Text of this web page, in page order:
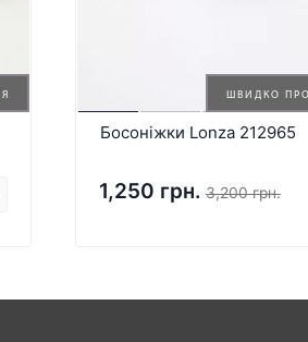
ШВИДКО
Босоніжки Lonza 212965
1,250 грн. 3,200 грн.